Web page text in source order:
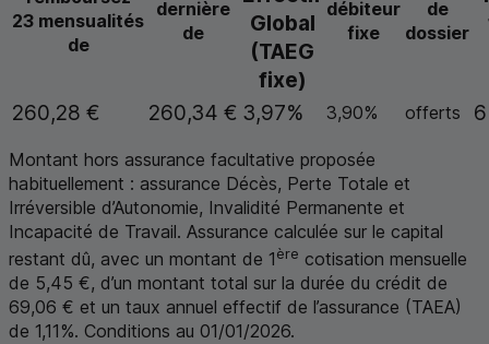
23 mensualités
de
dernière
de
Global
(TAEG
fixe)
débiteur
fixe
de
dossier
260,28 € 260,34 € 3,97% 3,90% offerts
Montant hors assurance facultative proposée
habituellement : assurance Décès, Perte Totale et
Irréversible d’Autonomie, Invalidité Permanente et
Incapacité de Travail. Assurance calculée sur le capital
restant dû, avec un montant de 1ère cotisation mensuelle
de 5,45 €, d’un montant total sur la durée du crédit de
69,06 € et un taux annuel effectif de l’assurance (TAEA)
de 1,11%. Conditions au 01/01/2026.